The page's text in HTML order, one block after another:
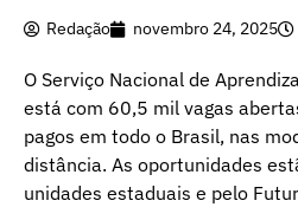
Redação novembro 24, 2025
O Serviço Nacional de
está com 60,5 mil vagas
pagos em todo o Brasil, nas
distância. As oportunidades
unidades estaduais e pelo